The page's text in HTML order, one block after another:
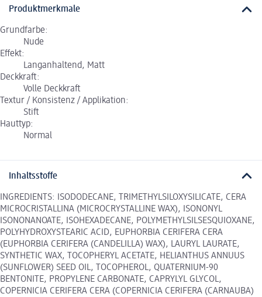
Produktmerkmale
Grundfarbe:
Nude
Effekt:
Langanhaltend, Matt
Deckkraft:
Volle Deckkraft
Textur / Konsistenz / Applikation:
Stift
Hauttyp:
Normal
Inhaltsstoffe
INGREDIENTS: ISODODECANE, TRIMETHYLSILOXYSILICATE, CERA
MICROCRISTALLINA (MICROCRYSTALLINE WAX), ISONONYL
ISONONANOATE, ISOHEXADECANE, POLYMETHYLSILSESQUIOXANE,
POLYHYDROXYSTEARIC ACID, EUPHORBIA CERIFERA CERA
(EUPHORBIA CERIFERA (CANDELILLA) WAX), LAURYL LAURATE,
SYNTHETIC WAX, TOCOPHERYL ACETATE, HELIANTHUS ANNUUS
(SUNFLOWER) SEED OIL, TOCOPHEROL, QUATERNIUM-90
BENTONITE, PROPYLENE CARBONATE, CAPRYLYL GLYCOL,
COPERNICIA CERIFERA CERA (COPERNICIA CERIFERA (CARNAUBA)